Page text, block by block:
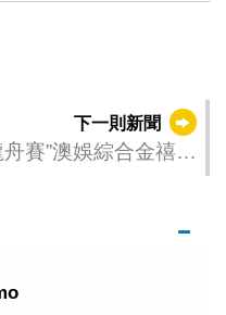
下一則新聞
賽”澳娛綜合金禧包